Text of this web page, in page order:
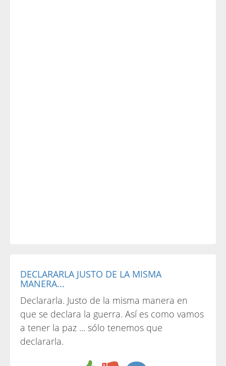
DECLARARLA JUSTO DE LA MISMA
MANERA...
Declararla. Justo de la misma manera en
que se declara la guerra. Así es como vamos
a tener la paz ... sólo tenemos que
declararla.